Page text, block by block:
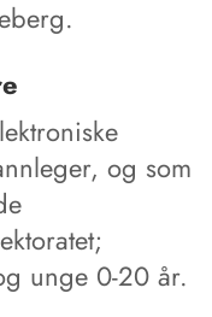
og som
unge 0-20 år.